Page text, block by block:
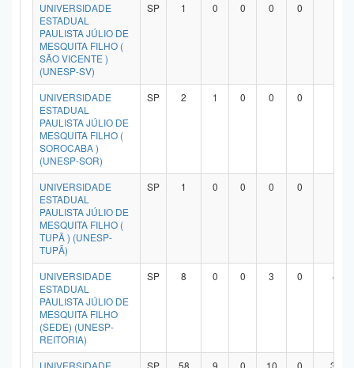
UNIVERSIDADE
ESTADUAL
PAULISTA JÚLIO DE
MESQUITA FILHO (
SÃO VICENTE )
(UNESP-SV)
SP 1 0 0 0 0
UNIVERSIDADE
ESTADUAL
PAULISTA JÚLIO DE
MESQUITA FILHO (
SOROCABA )
(UNESP-SOR)
SP 2 1 0 0 0
UNIVERSIDADE
ESTADUAL
PAULISTA JÚLIO DE
MESQUITA FILHO (
TUPÃ ) (UNESP-
TUPÃ)
SP 1 0 0 0 0
UNIVERSIDADE
ESTADUAL
PAULISTA JÚLIO DE
MESQUITA FILHO
(SEDE) (UNESP-
REITORIA)
SP 8 0 0 3 0 4
UNIVERSIDADE SP 58 9 0 10 0 37